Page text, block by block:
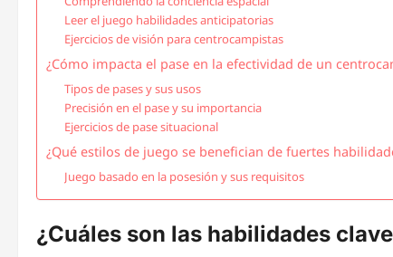
Leer el juego habilidades anticipatorias
Ejercicios de visión para centrocampistas
¿Cómo impacta el pase en la efectividad de un
Tipos de pases y sus usos
Precisión en el pase y su importancia
Ejercicios de pase situacional
¿Qué estilos de juego se benefician de fuertes
Juego basado en la posesión y sus requisitos
¿Cuáles son las habilidades